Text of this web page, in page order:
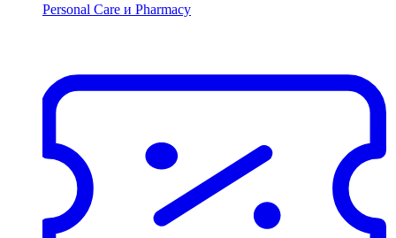
Personal Care и Pharmacy